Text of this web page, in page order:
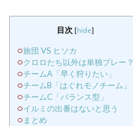
目次 [hide]
旅団 VS ヒソカ
クロロたち以外は単独プレー？
チームA「早く狩りたい」
チームB「はぐれモノチーム」
チームC「バランス型」
イルミの出番はないと思う
まとめ